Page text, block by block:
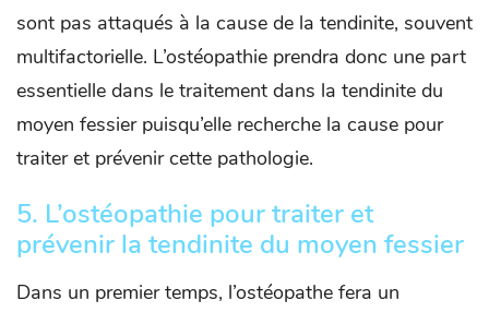
sont pas attaqués à la cause de la tendinite, souvent
multifactorielle. L’ostéopathie prendra donc une part
essentielle dans le traitement dans la tendinite du
moyen fessier puisqu’elle recherche la cause pour
traiter et prévenir cette pathologie.
5. L’ostéopathie pour traiter et
prévenir la tendinite du moyen fessier
Dans un premier temps, l’ostéopathe fera un